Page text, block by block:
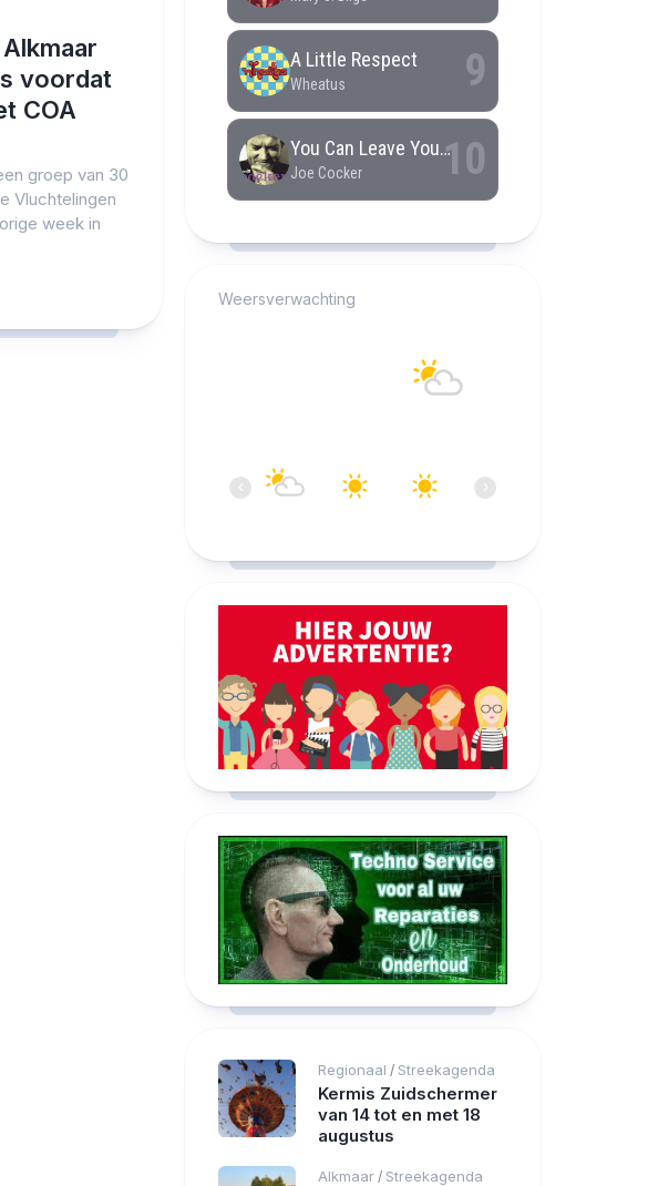
voordat
COA
groep van 30
Vluchtelingen
week in
Weersverwachting
‹ ›
Regionaal / Streekagenda
Kermis Zuidschermer
van 14 tot en met 18
augustus
Alkmaar / Streekagenda